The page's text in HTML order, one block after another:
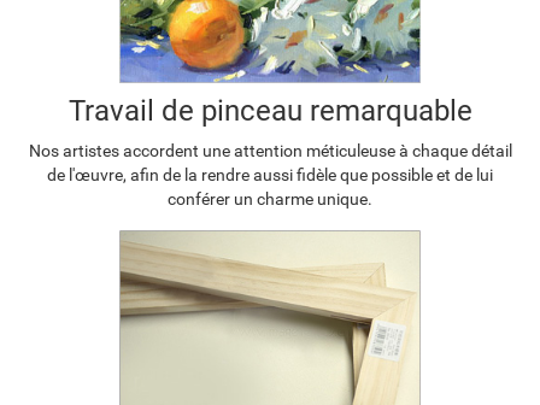
Travail de pinceau remarquable
Nos artistes accordent une attention méticuleuse à chaque détail
de l'œuvre, afin de la rendre aussi fidèle que possible et de lui
conférer un charme unique.